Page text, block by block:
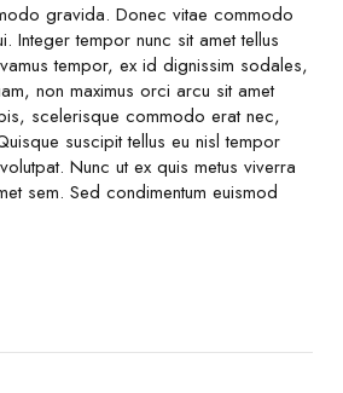
gravida. Donec vitae commodo
Integer tempor nunc sit amet tellus
tempor, ex id dignissim sodales,
non maximus orci arcu sit amet
scelerisque commodo erat nec,
suscipit tellus eu nisl tempor
Nunc ut ex quis metus viverra
sem. Sed condimentum euismod